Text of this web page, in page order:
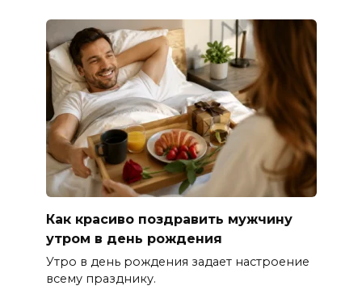
Как красиво поздравить мужчину
утром в день рождения
Утро в день рождения задает настроение
всему празднику.